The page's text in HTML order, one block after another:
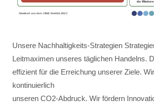
Unsere Nachhaltigkeits-Strategien
Leitmaximen unseres täglichen Handelns.
effizient für die Erreichung unserer Ziele.
kontinuierlich
unseren CO2-Abdruck. Wir fördern